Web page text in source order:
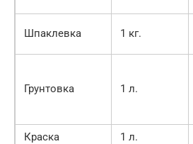
Шпаклевка 1 кг.
Грунтовка 1 л.
Краска 1 л.